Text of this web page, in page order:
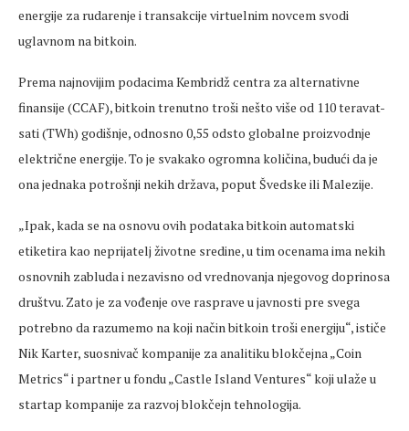
energije za rudarenje i transakcije virtuelnim novcem svodi
uglavnom na bitkoin.
Prema najnovijim podacima Kembridž centra za alternativne
finansije (CCAF), bitkoin trenutno troši nešto više od 110 teravat-
sati (TWh) godišnje, odnosno 0,55 odsto globalne proizvodnje
električne energije. To je svakako ogromna količina, budući da je
ona jednaka potrošnji nekih država, poput Švedske ili Malezije.
„Ipak, kada se na osnovu ovih podataka bitkoin automatski
etiketira kao neprijatelj životne sredine, u tim ocenama ima nekih
osnovnih zabluda i nezavisno od vrednovanja njegovog doprinosa
društvu. Zato je za vođenje ove rasprave u javnosti pre svega
potrebno da razumemo na koji način bitkoin troši energiju“, ističe
Nik Karter, suosnivač kompanije za analitiku blokčejna „Coin
Metrics“ i partner u fondu „Castle Island Ventures“ koji ulaže u
startap kompanije za razvoj blokčejn tehnologija.